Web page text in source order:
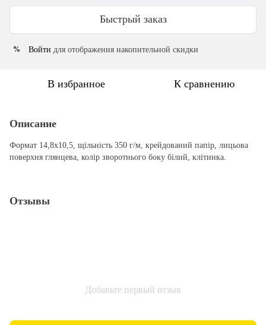
Быстрый заказ
% Войти для отображения накопительной скидки
В избранное К сравнению
Описание
Формат 14,8х10,5, щільність 350 г/м, крейдований папір, лицьова
поверхня глянцева, колір зворотнього боку білий, клітинка.
Отзывы
Добавьте первый отзыв